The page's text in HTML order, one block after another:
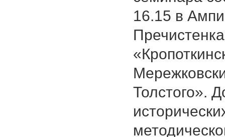
16.15 в
Толстого».